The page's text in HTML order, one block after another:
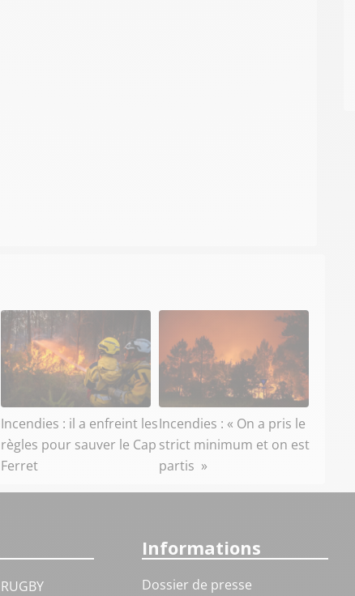
Incendies : il a enfreint les
règles pour sauver le Cap
Ferret
Incendies : « On a pris le
strict minimum et on est
partis »
RUGBY
Informations
Dossier de presse